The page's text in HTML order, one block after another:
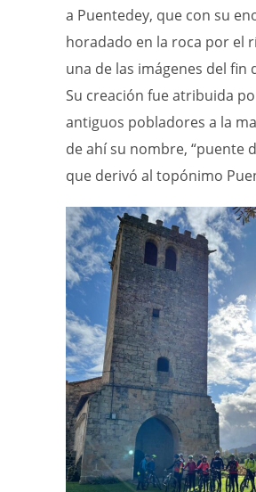
a Puentedey, que con su
horadado en la roca por el
una de las imágenes del fin
Su creación fue atribuida
antiguos pobladores a la
de ahí su nombre, “puente
que derivó al topónimo